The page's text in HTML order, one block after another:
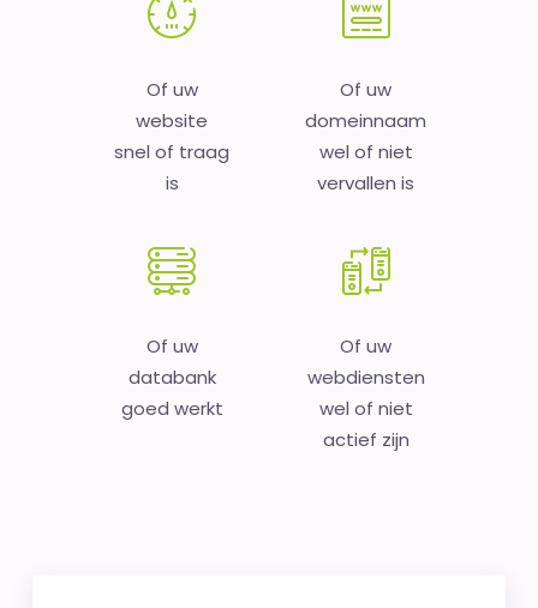
Of uw
website
snel of traag
is
Of uw
domeinnaam
wel of niet
vervallen is
Of uw
databank
goed werkt
Of uw
webdiensten
wel of niet
actief zijn